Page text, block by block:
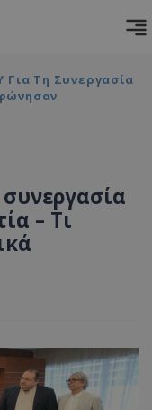
Τη Συνεργασία
– Τι